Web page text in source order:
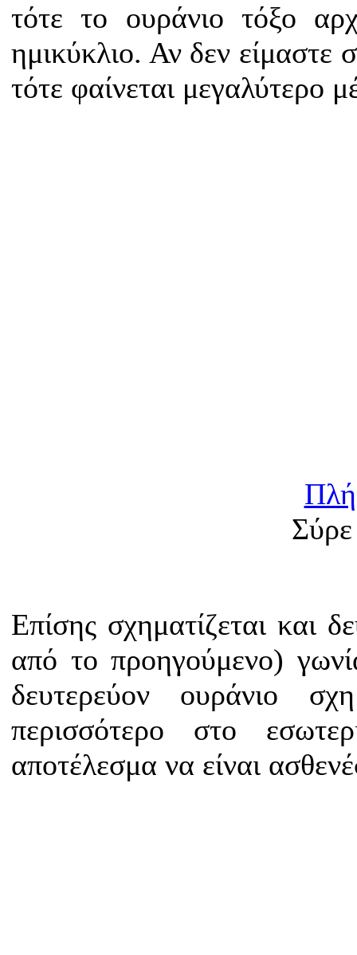
τότε το ουράνιο τόξο
ημικύκλιο. Αν δεν είμαστε
τότε φαίνεται μεγαλύτερο
Σύρε
Επίσης σχηματίζεται και
από το προηγούμενο)
δευτερεύον ουράνιο
περισσότερο στο
αποτέλεσμα να είναι